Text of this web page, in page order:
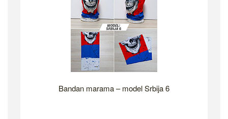
Bandan marama – model Srbija 6